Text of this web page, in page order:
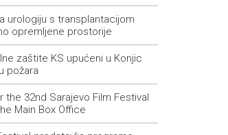
urologiju s transplantacijom
opremljene prostorije
zaštite KS upućeni u Konjic
požara
the 32nd Sarajevo Film Festival
Main Box Office